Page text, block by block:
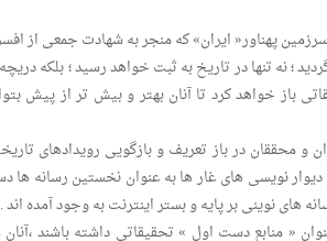
پهناور« ایران» که منجر به شهادت جمعی از
؛ نه تنها در تاریخ به ثبت خواهد رسید ؛ بلکه
باز خواهد کرد تا آنان بهتر و بیش تر از پیش
و محققان در باز تعریف و بازگویی رویدادهای
نویسی های غار ها به عنوان نخستین رسانه ها
های نوینی بر پایه و بستر اینترنت به وجود آمده اند .
« منابع دست اول » تحقیقاتی داشته باشند